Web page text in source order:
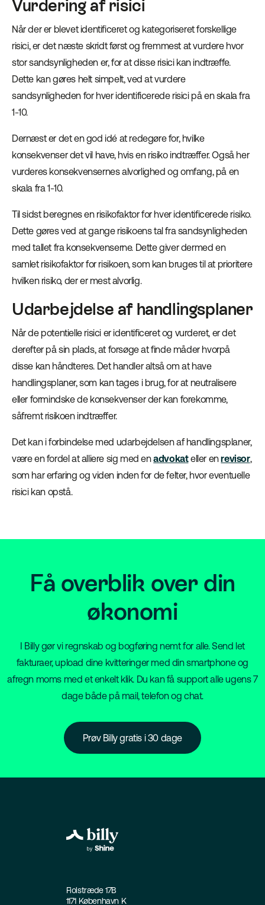
Vurdering af risici
Når der er blevet identificeret og kategoriseret forskellige
risici, er det næste skridt først og fremmest at vurdere hvor
stor sandsynligheden er, for at disse risici kan indtræffe.
Dette kan gøres helt simpelt, ved at vurdere
sandsynligheden for hver identificerede risici på en skala fra
1-10.
Dernæst er det en god idé at redegøre for, hvilke
konsekvenser det vil have, hvis en risiko indtræffer. Også her
vurderes konsekvensernes alvorlighed og omfang, på en
skala fra 1-10.
Til sidst beregnes en risikofaktor for hver identificerede risiko.
Dette gøres ved at gange risikoens tal fra sandsynligheden
med tallet fra konsekvenserne. Dette giver dermed en
samlet risikofaktor for risikoen, som kan bruges til at prioritere
hvilken risiko, der er mest alvorlig.
Udarbejdelse af handlingsplaner
Når de potentielle risici er identificeret og vurderet, er det
derefter på sin plads, at forsøge at finde måder hvorpå
disse kan håndteres. Det handler altså om at have
handlingsplaner, som kan tages i brug, for at neutralisere
eller formindske de konsekvenser der kan forekomme,
såfremt risikoen indtræffer.
Det kan i forbindelse med udarbejdelsen af handlingsplaner,
være en fordel at alliere sig med enadvokateller enrevisor,
som har erfaring og viden inden for de felter, hvor eventuelle
risici kan opstå.
Få overblik over din
økonomi
I Billy gør vi regnskab og bogføring nemt for alle. Send let
fakturaer, upload dine kvitteringer med din smartphone og
afregn moms med et enkelt klik. Du kan få support alle ugens 7
dage både på mail, telefon og chat.
Prøv Billy gratis i 30 dage
Fiolstræde 17B
1171 København K